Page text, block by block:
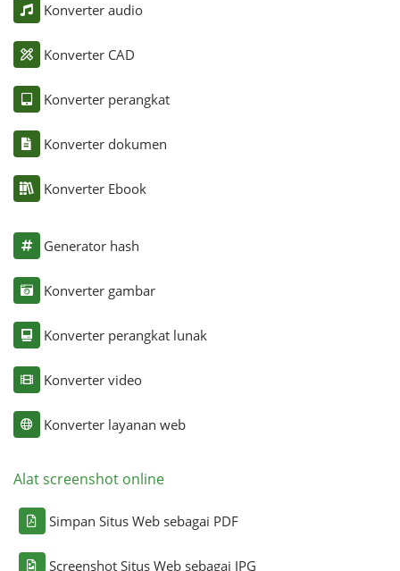
Konverter audio
Konverter CAD
Konverter perangkat
Konverter dokumen
Konverter Ebook
Generator hash
Konverter gambar
Konverter perangkat lunak
Konverter video
Konverter layanan web
Alat screenshot online
Simpan Situs Web sebagai PDF
Screenshot Situs Web sebagai JPG